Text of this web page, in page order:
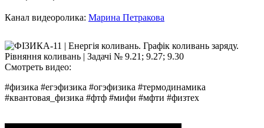
Канал видеоролика: Марина Петракова
Смотреть видео:
#физика #егэфизика #огэфизика #термодинамика
#квантовая_физика #фтф #мифи #мфти #физтех